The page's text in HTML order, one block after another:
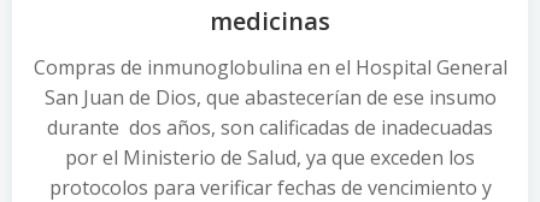
medicinas
Compras de inmunoglobulina en el Hospital General
San Juan de Dios, que abastecerían de ese insumo
durante dos años, son calificadas de inadecuadas
por el Ministerio de Salud, ya que exceden los
protocolos para verificar fechas de vencimiento y